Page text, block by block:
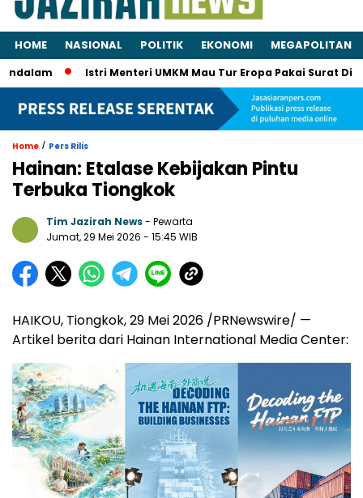
HOME NASIONAL POLITIK EKONOMI MEGAPOLITAN
Istri Menteri UMKM Mau Tur Eropa Pakai Surat Dinas?
Home / Pers Rilis
Hainan: Etalase Kebijakan Pintu
Terbuka Tiongkok
Tim Jazirah News- Pewarta
Jumat, 29 Mei 2026 - 15:45 WIB
HAIKOU, Tiongkok, 29 Mei 2026 /PRNewswire/ —
Artikel berita dari Hainan International Media Center: